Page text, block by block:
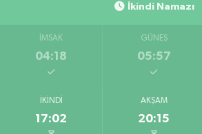
İkindi Namazı
İMSAK
04:18
GÜNEŞ
05:57
İKINDI
17:02
AKŞAM
20:15